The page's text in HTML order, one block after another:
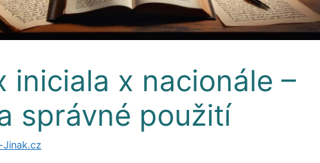
iniciala x nacionále –
správné použití
Jinak.cz